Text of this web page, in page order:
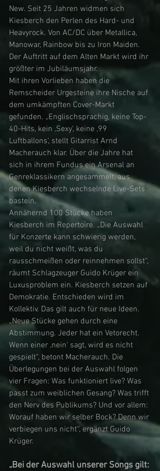
New. Seit 25 Jahren widmen sich
Kiesberch den Perlen des Hard- und
Heavyrock. Von AC/DC über Metallica,
Manowar, Rainbow bis zu Iron Maiden.
Der Auftritt auf dem Alten Markt wird ihr
größter im Jubiläumsjahr.
Mit ihren Vorlieben haben die
Remscheider Urgesteine ihre Nische auf
dem umkämpften Cover-Markt
gefunden. „Englischsprachig, keine Top-
40-Hits, kein ‚Sexy‘, keine ‚99
Luftballons‘, stellt Gitarrist Arnd
Macherauch klar. Über die Jahre hat
sich in ihrem Fundus ein Arsenal an
Genreklassikern angesammelt, aus
denen Kiesberch wechselnde Live-Sets
basteln.
Annähernd 100 Stücke haben
Kiesberch im Repertoire. „Die Auswahl
für Konzerte kann schwierig werden,
weil du nicht weißt, was du
rausschmeißen oder reinnehmen sollst“,
räumt Schlagzeuger Guido Krüger ein
Luxusproblem ein. Kiesberch setzen auf
Demokratie. Entschieden wird im
Kollektiv. Das gilt auch für neue Ideen.
„Neue Stücke gehen durch eine
Abstimmung. Jeder hat ein Vetorecht.
Wenn einer ‚nein‘ sagt, wird es nicht
gespielt“, betont Macherauch. Die
Überlegungen bei der Auswahl folgen
vier Fragen: Was funktioniert live? Was
passt zum weiblichen Gesang? Was trifft
den Nerv des Publikums? Und vor allem:
Worauf haben wir selber Bock? Denn wir
verbiegen uns nicht“, ergänzt Guido
Krüger.
„Bei der Auswahl unserer Songs gilt: